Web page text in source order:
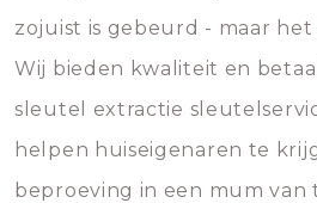
zojuist is gebeurd - maar
Wij bieden kwaliteit en
sleutel extractie
helpen huiseigenaren te
beproeving in een mum van